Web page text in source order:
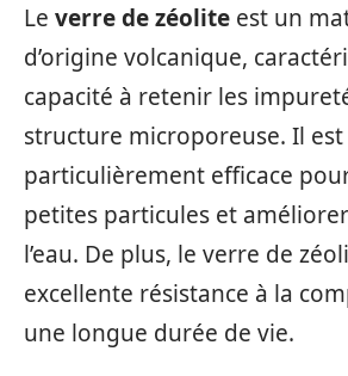
Le verre de zéolite est un
d’origine volcanique,
capacité à retenir les
structure microporeuse. Il est
particulièrement efficace
petites particules et
l’eau. De plus, le verre de
excellente résistance à la
une longue durée de vie.